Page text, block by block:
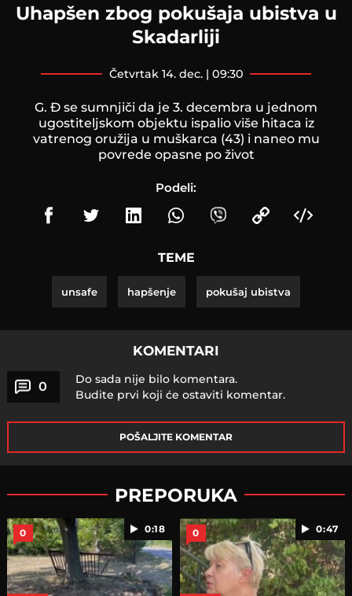
Uhapšen zbog pokušaja ubistva u
Skadarliji
četvrtak 14. dec. | 09:30
G. Đ se sumnjiči da je 3. decembra u jednom
ugostiteljskom objektu ispalio više hitaca iz
vatrenog oružija u muškarca (43) i naneo mu
povrede opasne po život
Podeli:
TEME
unsafe hapšenje pokušaj ubistva
KOMENTARI
0
Do sada nije bilo komentara.
Budite prvi koji će ostaviti komentar.
POŠALJITE KOMENTAR
PREPORUKA
0:18
0 0:47
0